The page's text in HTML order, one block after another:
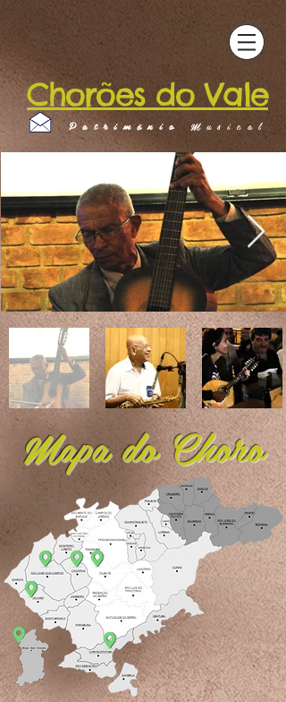
Chorões do Vale
Patrimônio Musical
Mapa do Choro